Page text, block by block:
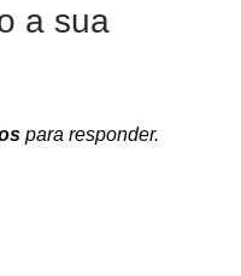
a sua
para responder.